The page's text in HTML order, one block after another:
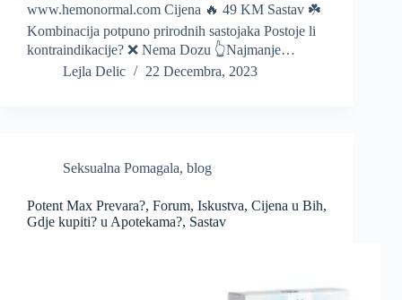
www.hemonormal.com Cijena 🔥 49 KM Sastav ☘️
Kombinacija potpuno prirodnih sastojaka Postoje li
kontraindikacije? ❌ Nema Dozu 👆Najmanje…
Lejla Delic
22 Decembra, 2023
Seksualna Pomagala, blog
Potent Max Prevara?, Forum, Iskustva, Cijena u Bih,
Gdje kupiti? u Apotekama?, Sastav